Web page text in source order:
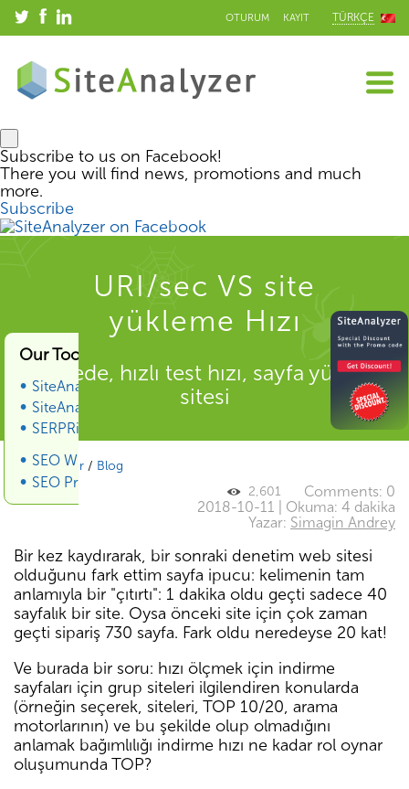
OTURUM KAYIT TÜRKÇE
Subscribe to us on Facebook!
There you will find news, promotions and much
more.
Subscribe
Our Tools & Services
SiteAnalyzer
SiteAnalyzer SEO Tools
SERPRiver SERP Scraper
SEO Wiki
SEO Promotion
URI/sec VS site
yükleme Hızı
Makalede, hızlı test hızı, sayfa yükleme
sitesi
SiteAnalyzer / Blog
Comments: 0
2,601
2018-10-11 | Okuma: 4 dakika
Yazar: Simagin Andrey
Bir kez kaydırarak, bir sonraki denetim web sitesi
olduğunu fark ettim sayfa ipucu: kelimenin tam
anlamıyla bir "çıtırtı": 1 dakika oldu geçti sadece 40
sayfalık bir site. Oysa önceki site için çok zaman
geçti sipariş 730 sayfa. Fark oldu neredeyse 20 kat!
Ve burada bir soru: hızı ölçmek için indirme
sayfaları için grup siteleri ilgilendiren konularda
(örneğin seçerek, siteleri, TOP 10/20, arama
motorlarının) ve bu şekilde olup olmadığını
anlamak bağımlılığı indirme hızı ne kadar rol oynar
oluşumunda TOP?